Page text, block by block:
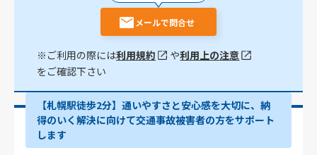
メールで問合せ
※ご利用の際には利用規約 や利用上の注意
をご確認下さい
【札幌駅徒歩2分】通いやすさと安心感を大切に、納
得のいく解決に向けて交通事故被害者の方をサポート
します